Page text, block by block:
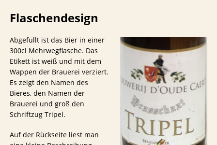
Flaschendesign
Abgefüllt ist das Bier in einer
300cl Mehrwegflasche. Das
Etikett ist weiß und mit dem
Wappen der Brauerei verziert.
Es zeigt den Namen des
Bieres, den Namen der
Brauerei und groß den
Schriftzug Tripel.
Auf der Rückseite liest man